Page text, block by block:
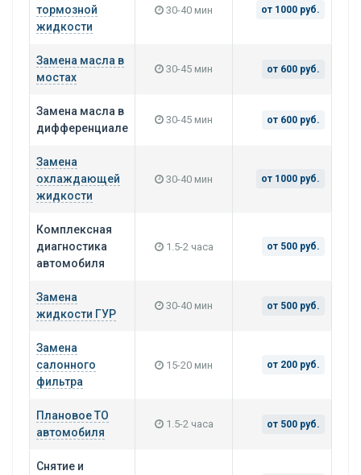
тормозной
жидкости
30-40 мин от 1000 руб.
Замена масла в
мостах
30-45 мин от 600 руб.
Замена масла в
дифференциале
30-45 мин от 600 руб.
Замена
охлаждающей
жидкости
30-40 мин от 1000 руб.
Комплексная
диагностика
автомобиля
1.5-2 часа от 500 руб.
Замена
жидкости ГУР
30-40 мин от 500 руб.
Замена
салонного
фильтра
15-20 мин от 200 руб.
Плановое ТО
автомобиля
1.5-2 часа от 500 руб.
Снятие и